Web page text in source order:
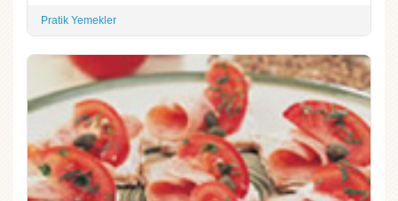
Pratik Yemekler